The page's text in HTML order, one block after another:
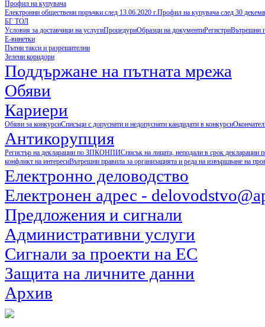
Профил на купувача
Електронни обществени поръчки след 13.06.2020 г.Профил на купувача след 30
БГ ТОЛ
Условия за доставчици на услугиПроцедуриОбразци на документиРегистриВътрешни
Е-винетки
Пътни такси и разрешителни
Зелени коридори
Поддържане на пътната мрежа
Обяви
Кариери
Обяви за конкурсиСписъци с допуснати и недопуснати кандидати в конкурси
Антикорупция
Регистър на декларации по ЗПКОНПИСписък на лицата, неподали в срок
конфликт на интересиВътрешни правила за организацията и реда на извършване на
Електронно деловодство
Електронен адрес -
Предложения и сигнали
Административни услуги
Сигнали за проекти на ЕС
Защита на личните данни
Архив